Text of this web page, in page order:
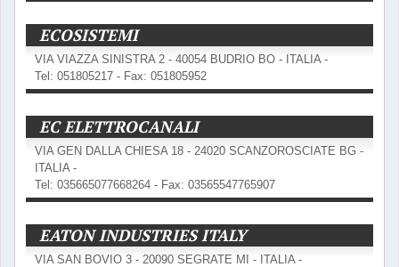
ECOSISTEMI
VIA VIAZZA SINISTRA 2 - 40054 BUDRIO BO - ITALIA -
Tel: 051805217 - Fax: 051805952
EC ELETTROCANALI
VIA GEN DALLA CHIESA 18 - 24020 SCANZOROSCIATE BG -
ITALIA -
Tel: 035665077668264 - Fax: 03565547765907
EATON INDUSTRIES ITALY
VIA SAN BOVIO 3 - 20090 SEGRATE MI - ITALIA -